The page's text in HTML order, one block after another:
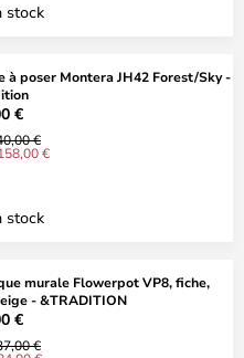
stock
à poser Montera JH42 Forest/Sky -
€
€
€
stock
murale Flowerpot VP8, fiche,
- &TRADITION
€
€